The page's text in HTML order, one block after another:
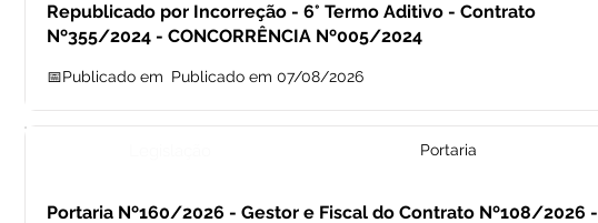
Republicado por Incorreção - 6° Termo Aditivo - Contrato
Nº355/2024 - CONCORRÊNCIA Nº005/2024
📅Publicado em Publicado em 07/08/2026
Portaria
Portaria Nº160/2026 - Gestor e Fiscal do Contrato Nº108/2026 -